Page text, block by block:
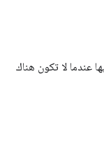
عندما لا تكون هناك